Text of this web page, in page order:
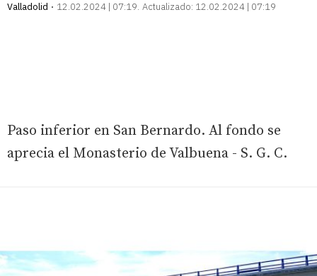
Valladolid
12.02.2024 | 07:19 Actualizado: 12.02.2024 | 07:19
Paso inferior en San Bernardo. Al fondo se
aprecia el Monasterio de Valbuena - S. G. C.